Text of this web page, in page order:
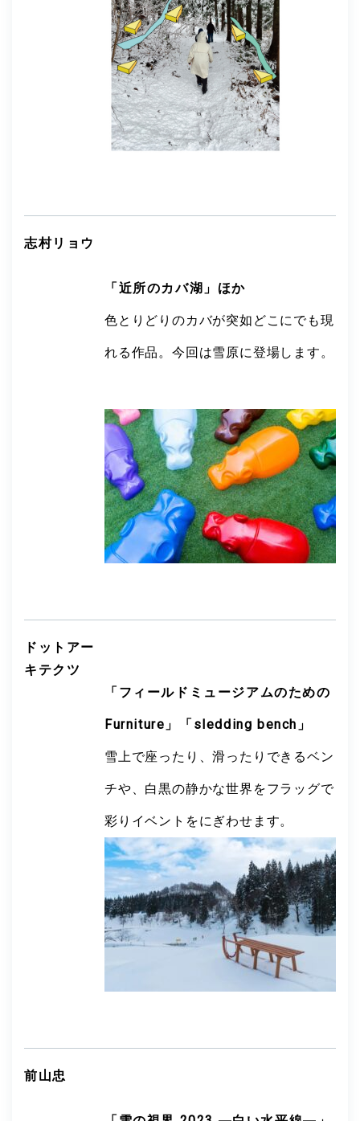
志村リョウ
「近所のカバ湖」ほか
色とりどりのカバが突如どこにでも現
れる作品。今回は雪原に登場します。
ドットアー
キテクツ
「フィールドミュージアムのための
Furniture」「sledding bench」
雪上で座ったり、滑ったりできるベン
チや、白黒の静かな世界をフラッグで
彩りイベントをにぎわせます。
前山忠